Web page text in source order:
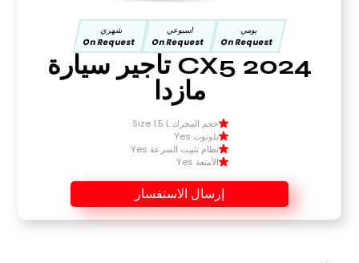
يومي
On Request
اسبوعي
On Request
شهري
On Request
CX5 2024 تأجير سيارة
مازدا
حجم المحرك Size 1.5 L
بلوتوث Yes
نظام تثبيت السرعة Yes
الأمتعة Yes
إرسال الاستفسار